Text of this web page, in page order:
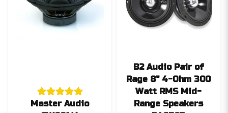
Master Audio
B2 Audio Pair of
Rage 8" 4-Ohm 300
Watt RMS Mid-
Range Speakers